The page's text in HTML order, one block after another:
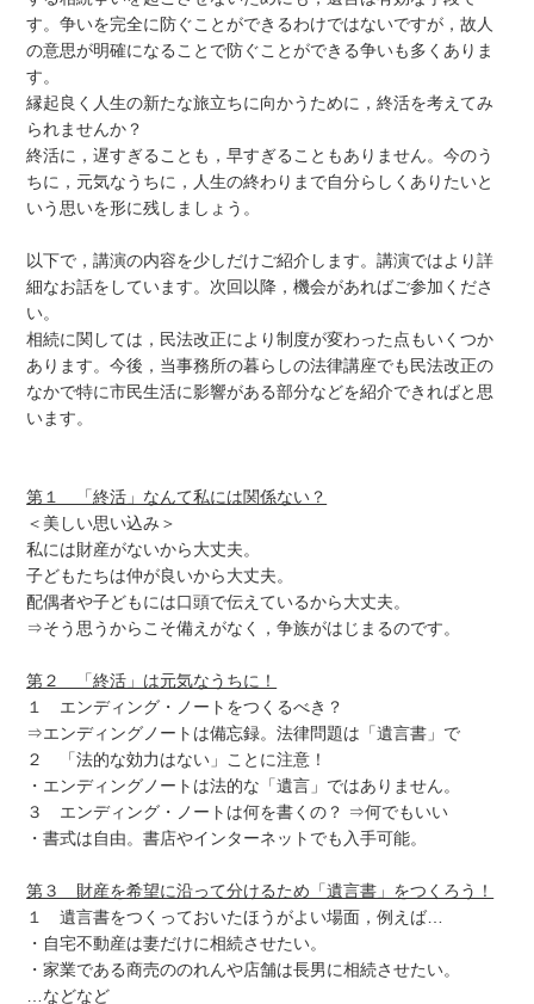
す。争いを完全に防ぐことができるわけではないですが，故人
の意思が明確になることで防ぐことができる争いも多くありま
す。
縁起良く人生の新たな旅立ちに向かうために，終活を考えてみ
られませんか？
終活に，遅すぎることも，早すぎることもありません。今のう
ちに，元気なうちに，人生の終わりまで自分らしくありたいと
いう思いを形に残しましょう。
以下で，講演の内容を少しだけご紹介します。講演ではより詳
細なお話をしています。次回以降，機会があればご参加くださ
い。
相続に関しては，民法改正により制度が変わった点もいくつか
あります。今後，当事務所の暮らしの法律講座でも民法改正の
なかで特に市民生活に影響がある部分などを紹介できればと思
います。
第１ 「終活」なんて私には関係ない？
＜美しい思い込み＞
私には財産がないから大丈夫。
子どもたちは仲が良いから大丈夫。
配偶者や子どもには口頭で伝えているから大丈夫。
⇒そう思うからこそ備えがなく，争族がはじまるのです。
第２ 「終活」は元気なうちに！
１ エンディング・ノートをつくるべき？
⇒エンディングノートは備忘録。法律問題は「遺言書」で
２ 「法的な効力はない」ことに注意！
・エンディングノートは法的な「遺言」ではありません。
３ エンディング・ノートは何を書くの？ ⇒何でもいい
・書式は自由。書店やインターネットでも入手可能。
第３ 財産を希望に沿って分けるため「遺言書」をつくろう！
１ 遺言書をつくっておいたほうがよい場面，例えば…
・自宅不動産は妻だけに相続させたい。
・家業である商売ののれんや店舗は長男に相続させたい。
…などなど